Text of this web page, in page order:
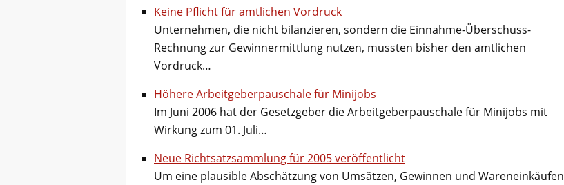
Keine Pflicht für amtlichen Vordruck
Unternehmen, die nicht bilanzieren, sondern die Einnahme-Überschuss-
Rechnung zur Gewinnermittlung nutzen, mussten bisher den amtlichen
Vordruck…
Höhere Arbeitgeberpauschale für Minijobs
Im Juni 2006 hat der Gesetzgeber die Arbeitgeberpauschale für Minijobs mit
Wirkung zum 01. Juli…
Neue Richtsatzsammlung für 2005 veröffentlicht
Um eine plausible Abschätzung von Umsätzen, Gewinnen und Wareneinkäufen